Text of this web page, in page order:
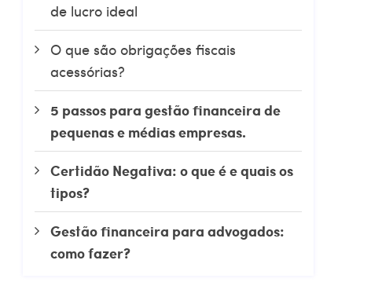
de lucro ideal
O que são obrigações fiscais
acessórias?
5 passos para gestão financeira de
pequenas e médias empresas.
Certidão Negativa: o que é e quais os
tipos?
Gestão financeira para advogados:
como fazer?